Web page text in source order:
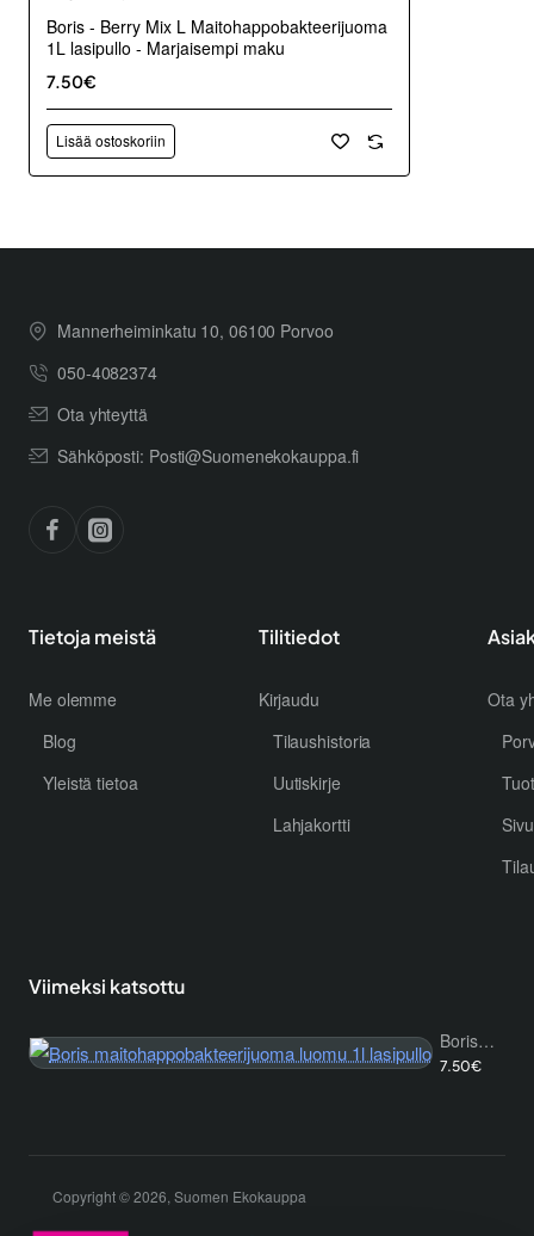
Boris - Berry Mix L Maitohappobakteerijuoma
1L lasipullo - Marjaisempi maku
7.50€
Lisää ostoskoriin
Mannerheiminkatu 10, 06100 Porvoo
050-4082374
Ota yhteyttä
Sähköposti: Posti@Suomenekokauppa.fi
Tietoja meistä
Me olemme
Blog
Yleistä tietoa
Tilitiedot
Kirjaudu
Tilaushistoria
Uutiskirje
Lahjakortti
Ota
Viimeksi katsottu
Boris maitohappobakteerijuoma luomu 1l lasipullo
7.50€
Copyright © 2026, Suomen Ekokauppa